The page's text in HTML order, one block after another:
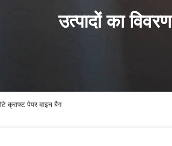
उत्पादों का विवरण
क्राफ्ट पेपर वाइन बैग